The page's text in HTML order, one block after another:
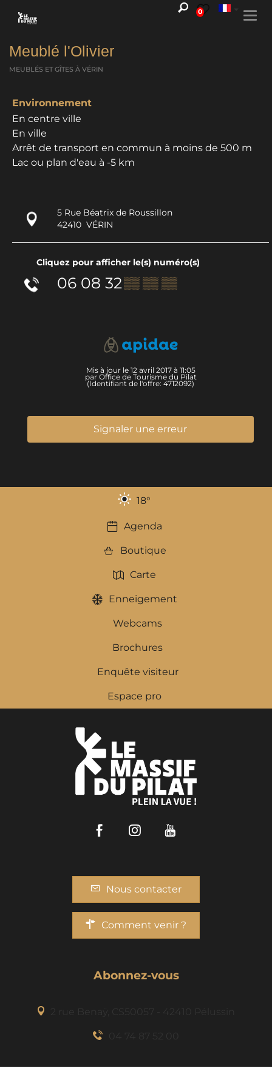
0
Meublé l'Olivier
MEUBLÉS ET GÎTES À VÉRIN
Environnement
En centre ville
En ville
Arrêt de transport en commun à moins de 500 m
Lac ou plan d'eau à -5 km
5 Rue Béatrix de Roussillon
42410 VÉRIN
Cliquez pour afficher le(s) numéro(s)
06 08 32▒▒ ▒▒ ▒▒
Mis à jour le 12 avril 2017 à 11:05
par Office de Tourisme du Pilat
(Identifiant de l'offre: 4712092)
Signaler une erreur
18°
Agenda
Boutique
Carte
Enneigement
Webcams
Brochures
Enquête visiteur
Espace pro
FacebookInstagram
Nous contacter
Comment venir ?
Abonnez-vous